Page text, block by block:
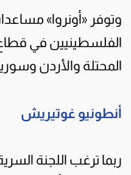
وتوفر «أونروا»
الفلسطينيين في
المحتلة والأردن
أنطونيو غوتيريش
ربما ترغب اللجنة